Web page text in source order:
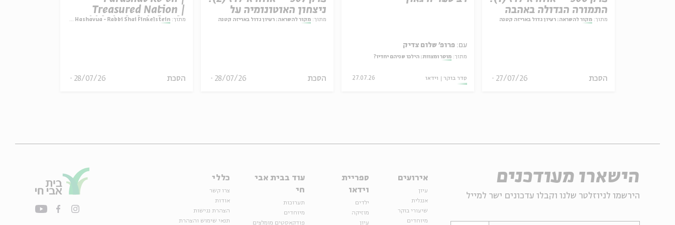
Treasured Nation |
Rabbi Shai Finkelstein
מתוך: Parashat Hashavua - Rabbi Shai Finkelstein
הסכת 28/07/26
ניצחון האוטונומיה על
המחויבות
מתוך: מקור להשראה: רעיון גדול באריזה קטנה
הסכת 28/07/26
עם: פרופ' שלום צדיק
מתוך: מוסר ומצוות: הילכו שניהם יחדיו?
סדר בוקר וידאו 27.07.26
התמורה הגדולה באהבה
מתוך: מקור להשראה: רעיון גדול באריזה קטנה
הסכת 27/07/26
הישארו מעודכנים
הירשמו לניוזלטר שלנו וקבלו עדכונים ישר למייל
אירועים
עיון
אנגלית
שיעורי בוקר
מיוחדים
ספריית
וידאו
ילדים
מוזיקה
עיון
עוד בבית אבי
חי
תערוכות
מיוחדים
פודקאסטים מומלצים
כללי
צרו קשר
אודות
הצהרת נגישות
תנאי שימוש והצהרת